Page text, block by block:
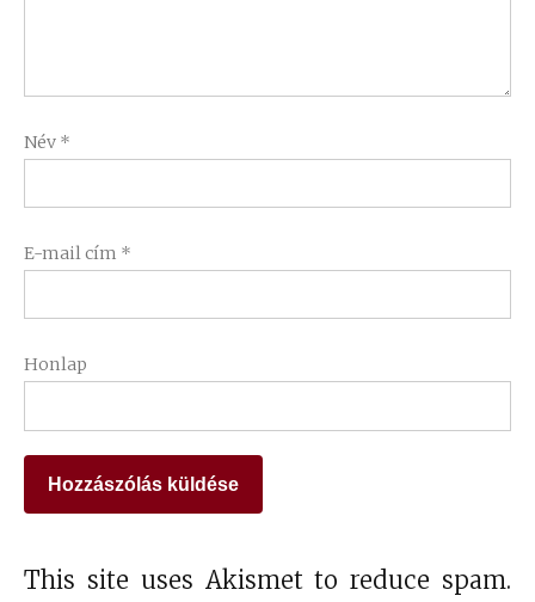
Név *
E-mail cím *
Honlap
This site uses Akismet to reduce spam.